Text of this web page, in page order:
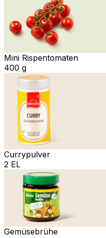
Mini Rispentomaten
400 g
Currypulver
2 EL
Gemüsebrühe